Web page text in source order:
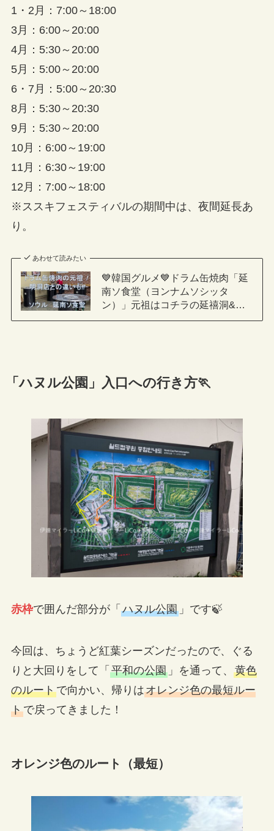
1・2月：7:00～18:00
3月：6:00～20:00
4月：5:30～20:00
5月：5:00～20:00
6・7月：5:00～20:30
8月：5:30～20:30
9月：5:30～20:00
10月：6:00～19:00
11月：6:30～19:00
12月：7:00～18:00
※ススキフェスティバルの期間中は、夜間延長あ
り。
あわせて読みたい
💙韓国グルメ💙ドラム缶焼肉「延
南ソ食堂（ヨンナムソシッタ
ン）」元祖はコチラの延禧洞&…
「ハヌル公園」入口への行き方🏃
赤枠で囲んだ部分が「 ハヌル公園」です🍃
今回は、ちょうど紅葉シーズンだったので、ぐる
りと大回りをして「 平和の公園」を通って、 黄色
のルートで向かい、帰りはオレンジ色の最短ルー
トで戻ってきました！
オレンジ色のルート（最短）